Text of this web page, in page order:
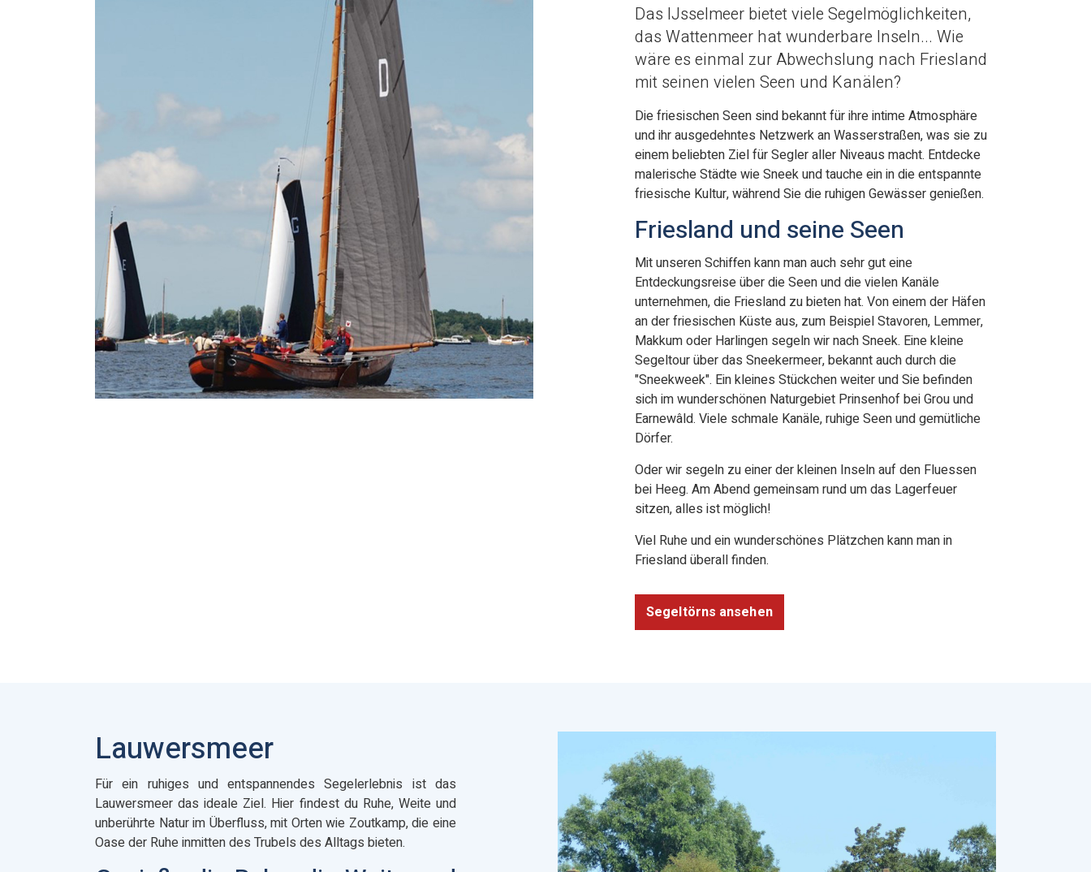
Das IJsselmeer bietet viele Segelmöglichkeiten,
das Wattenmeer hat wunderbare Inseln... Wie
wäre es einmal zur Abwechslung nach Friesland
mit seinen vielen Seen und Kanälen?
Die friesischen Seen sind bekannt für ihre intime Atmosphäre
und ihr ausgedehntes Netzwerk an Wasserstraßen, was sie zu
einem beliebten Ziel für Segler aller Niveaus macht. Entdecke
malerische Städte wie Sneek und tauche ein in die entspannte
friesische Kultur, während Sie die ruhigen Gewässer genießen.
Friesland und seine Seen
Mit unseren Schiffen kann man auch sehr gut eine
Entdeckungsreise über die Seen und die vielen Kanäle
unternehmen, die Friesland zu bieten hat. Von einem der Häfen
an der friesischen Küste aus, zum Beispiel Stavoren, Lemmer,
Makkum oder Harlingen segeln wir nach Sneek. Eine kleine
Segeltour über das Sneekermeer, bekannt auch durch die
"Sneekweek". Ein kleines Stückchen weiter und Sie befinden
sich im wunderschönen Naturgebiet Prinsenhof bei Grou und
Earnewâld. Viele schmale Kanäle, ruhige Seen und gemütliche
Dörfer.
Oder wir segeln zu einer der kleinen Inseln auf den Fluessen
bei Heeg. Am Abend gemeinsam rund um das Lagerfeuer
sitzen, alles ist möglich!
Viel Ruhe und ein wunderschönes Plätzchen kann man in
Friesland überall finden.
Segeltörns ansehen
Lauwersmeer
Für ein ruhiges und entspannendes Segelerlebnis ist das
Lauwersmeer das ideale Ziel. Hier findest du Ruhe, Weite und
unberührte Natur im Überfluss, mit Orten wie Zoutkamp, die eine
Oase der Ruhe inmitten des Trubels des Alltags bieten.